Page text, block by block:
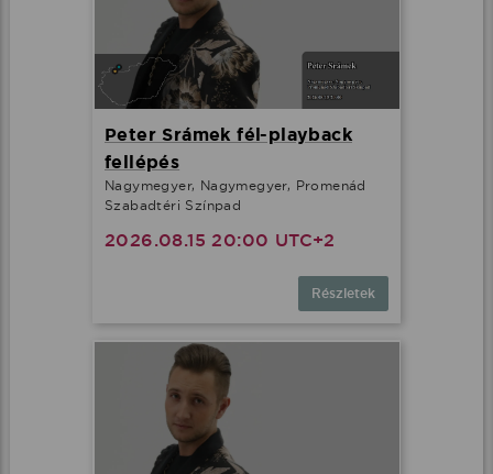
Peter Srámek fél-playback
fellépés
Nagymegyer, Nagymegyer, Promenád
Szabadtéri Színpad
2026.08.15 20:00 UTC+2
Részletek